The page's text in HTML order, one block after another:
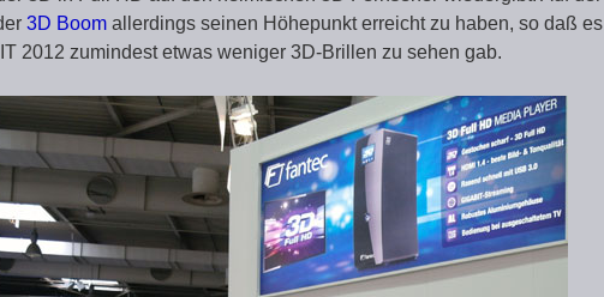
3D Boom allerdings seinen Höhepunkt erreicht zu haben, so daß es
2012 zumindest etwas weniger 3D-Brillen zu sehen gab.